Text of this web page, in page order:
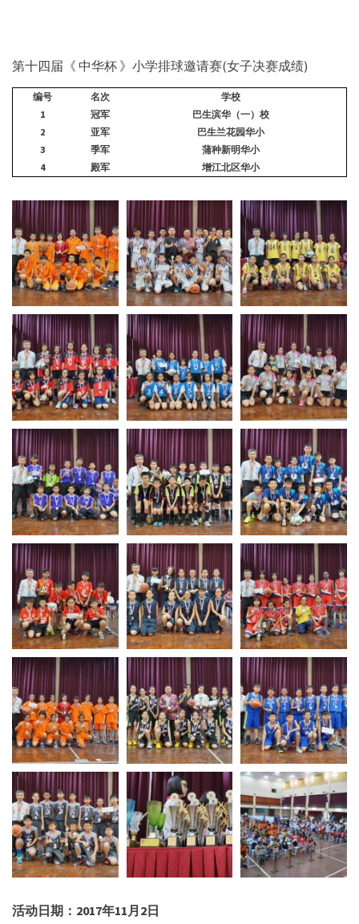
第十四届《 中华杯 》小学排球邀请赛(女子决赛成绩)
编号 名次
学校
1
冠军
巴生滨华（一）校
2
亚军
巴生兰花园华小
3
季军
蒲种新明华小
4
殿军 增江北区华小
活动日期： 2017年11月 2日